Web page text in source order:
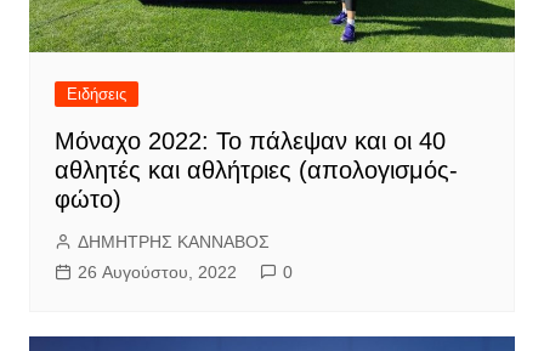
Ειδήσεις
Μόναχο 2022: Το πάλεψαν και οι 40
αθλητές και αθλήτριες (απολογισμός-
φώτο)
ΔΗΜΗΤΡΗΣ ΚΑΝΝΑΒΟΣ
26 Αυγούστου, 2022
0